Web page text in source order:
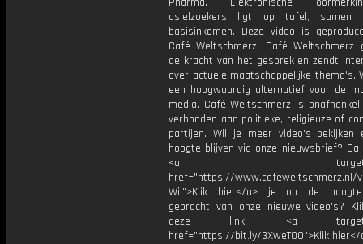
asielzoekers ligt op tafel, samen
basisinkomen. Deze video is
Café Weltschmerz. Café Weltschmerz
de kracht van het gesprek en zendt
over actuele maatschappelijke thema's.
een hoogwaardig alternatief voor de
media. Café Weltschmerz is
verbonden aan politieke, religieuze of
partijen. Wil je meer video's bekijken
hoogte blijven via onze nieuwsbrief? Ga
<a
href="https://www.cafeweltschmerz.nl/
Wil">Klik hier</a> je op de
gebracht van onze nieuwe video's?
deze link: <a
href="https://bit.ly/3XweTO0">Klik hier</